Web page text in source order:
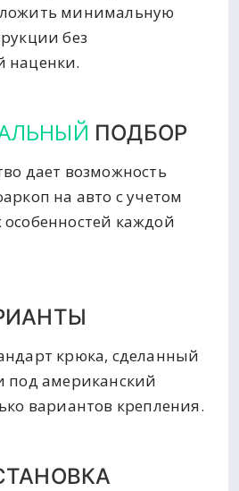
минимальную
без
наценки.
ПОДБОР
дает возможность
на авто с учетом
каждой
крюка, сделанный
под американский
вариантов крепления.